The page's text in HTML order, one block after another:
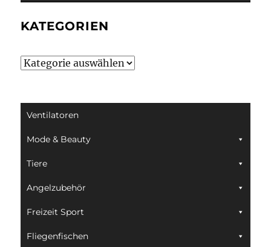
KATEGORIEN
Kategorien
Ventilatoren
Mode & Beauty
Tiere
Angelzubehör
Freizeit Sport
Fliegenfischen